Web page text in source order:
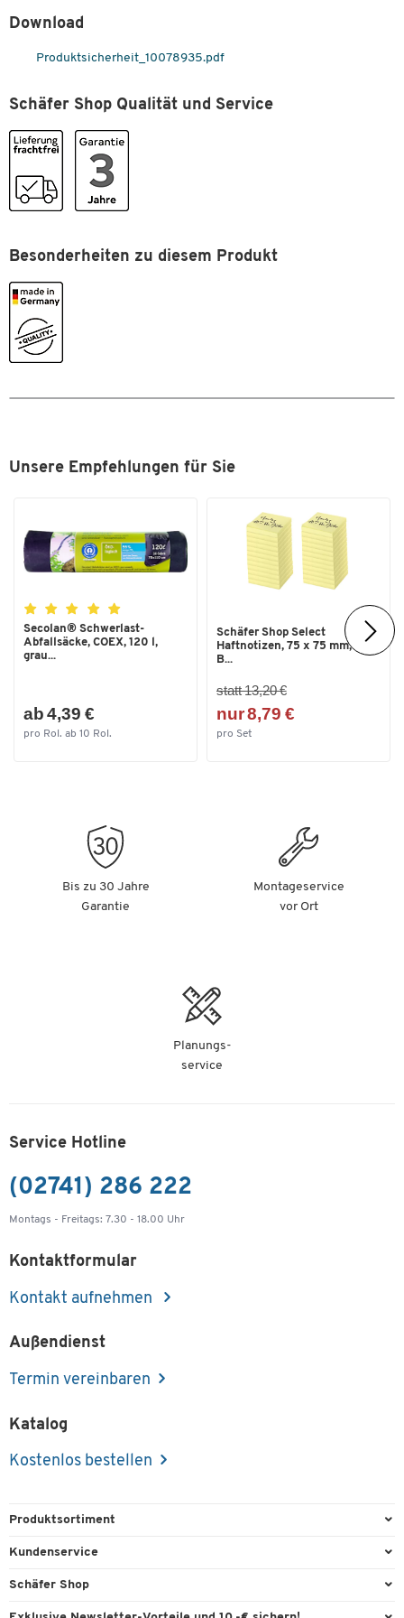
Download
Produktsicherheit_10078935.pdf
Schäfer Shop Qualität und Service
Besonderheiten zu diesem Produkt
Unsere Empfehlungen für Sie
Secolan® Schwerlast-
Abfallsäcke, COEX, 120 l,
grau...
ab 4,39 €
pro Rol. ab 10 Rol.
Schäfer Shop Select
Haftnotizen, 75 x 75 mm, 100
B...
statt 13,20 €
nur 8,79 €
pro Set
Zum Zoomen doppeltippen
Bis zu 30 Jahre
Garantie
Montageservice
vor Ort
Planungs-
service
Service Hotline
(02741) 286 222
Montags - Freitags: 7.30 - 18.00 Uhr
Kontaktformular
Kontakt aufnehmen
Außendienst
Termin vereinbaren
Katalog
Kostenlos bestellen
Produktsortiment
Büroausstattung
Kundenservice
Direktbestellung
Schäfer Shop
Services & Leistungen